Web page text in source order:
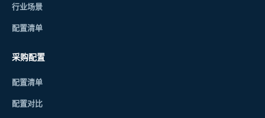
行业场景
配置清单
采购配置
配置清单
配置对比